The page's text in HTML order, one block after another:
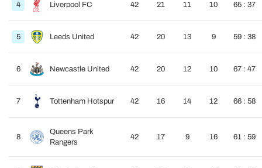
4 Liverpool FC 42 21 11 10 65 : 37
5 Leeds United 42 20 13 9 59 : 38
6 Newcastle United 42 20 12 10 67 : 47
7 Tottenham Hotspur 42 16 14 12 66 : 58
8
Queens Park
Rangers
42 17 9 16 61 : 59